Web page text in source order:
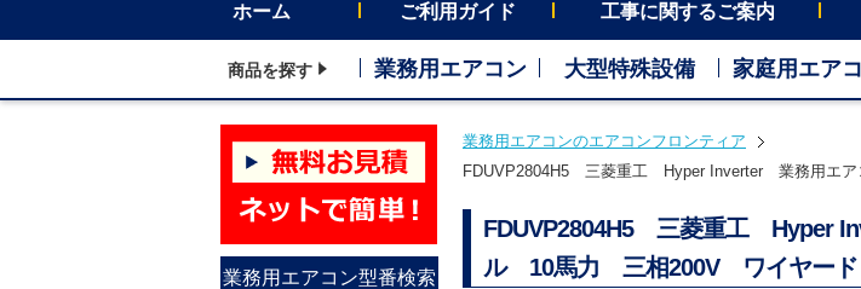
ホーム ご利用ガイド 工事に関するご案内
商品を探す 業務用エアコン 大型特殊設備 家庭用エア
業務用エアコン型番検索
業務用エアコンのエアコンフロンティア
FDUVP2804H5 三菱重工 Hyper Inverter 業務用エ
FDUVP2804H5 三菱重工 Hyper
ル 10馬力 三相200V ワイヤー